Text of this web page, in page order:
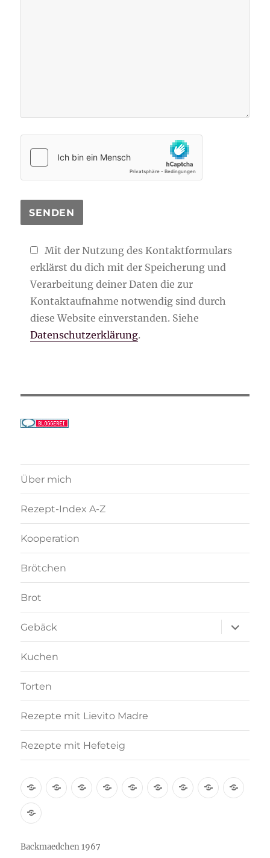
Mit der Nutzung des Kontaktformulars
erklärst du dich mit der Speicherung und
Verarbeitung deiner Daten die zur
Kontaktaufnahme notwendig sind durch
diese Website einverstanden. Siehe
Datenschutzerklärung.
Über mich
Rezept-Index A-Z
Kooperation
Brötchen
Brot
Gebäck
anzeigen
Kuchen
Torten
Rezepte mit Lievito Madre
Rezepte mit Hefeteig
Über Rezept-Kooperation
Brötchen
Brot GebäckKuchenTorten
Rezepte
Hefeteig
Backmaedchen 1967